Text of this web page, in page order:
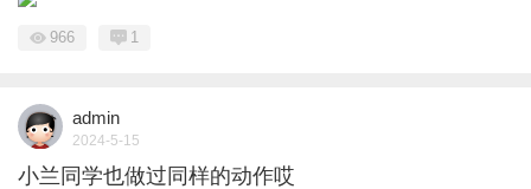
966 1
admin
2024-5-15
小兰同学也做过同样的动作哎